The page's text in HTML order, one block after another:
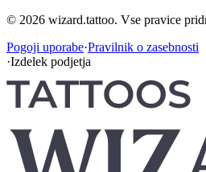
© 2026 wizard.tattoo. Vse pravice
Pogoji uporabe·Pravilnik o zasebnosti
·Izdelek podjetja